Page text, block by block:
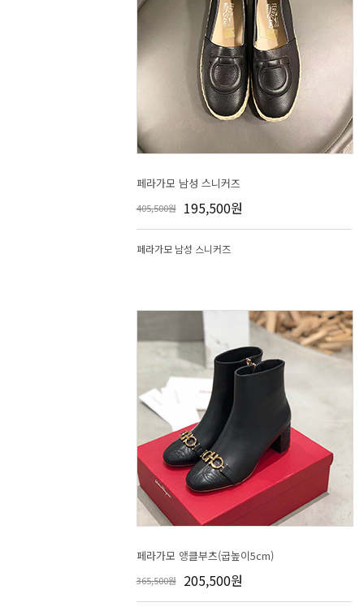
페라가모 남성 스니커즈
405,500원 195,500원
페라가모 남성 스니커즈
페라가모 앵클부츠(굽높이5cm)
365,500원 205,500원